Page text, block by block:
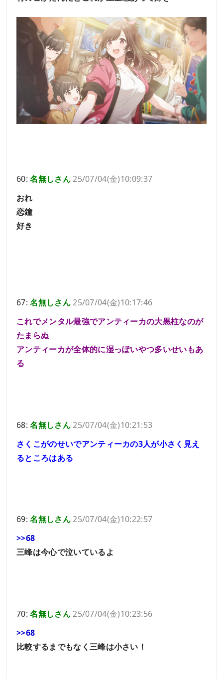
60:名無しさん25/07/04(金)10:09:37
おれ
恋鐘
好き
67:名無しさん25/07/04(金)10:17:46
これでメンタル最強でアンティーカの大黒柱なのが
たまらぬ
アンティーカが全体的に湿っぽいやつ多いせいもあ
る
68:名無しさん25/07/04(金)10:21:53
さくこがのせいでアンティーカの3人が小さく見え
るところはある
69:名無しさん25/07/04(金)10:22:57
>>68
三峰は今心で泣いているよ
70:名無しさん25/07/04(金)10:23:56
>>68
比較するまでもなく三峰は小さい！